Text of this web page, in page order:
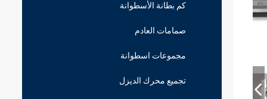
كم بطانة الأسطوانة
صمامات العادم
مجموعات اسطوانة
تجميع محرك الديزل